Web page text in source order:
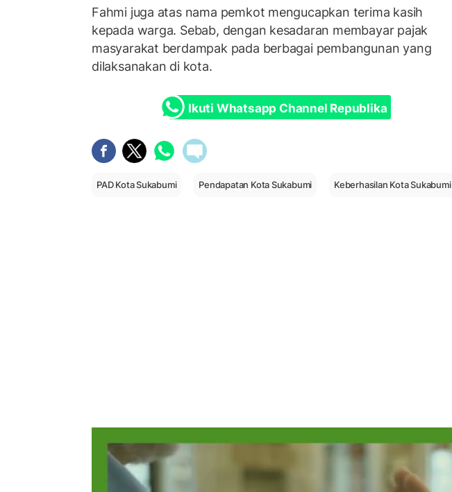
Fahmi juga atas nama pemkot mengucapkan terima kasih
kepada warga. Sebab, dengan kesadaran membayar pajak
masyarakat berdampak pada berbagai pembangunan yang
dilaksanakan di kota.
Ikuti Whatsapp Channel Republika
PAD Kota Sukabumi Pendapatan Kota Sukabumi Keberhasilan Kota Sukabumi